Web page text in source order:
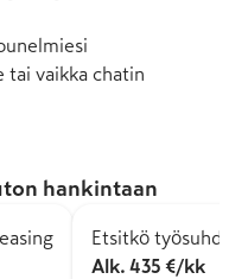
tai vaikka chatin
hankintaan
Etsitkö
Alk. 435 €/kk